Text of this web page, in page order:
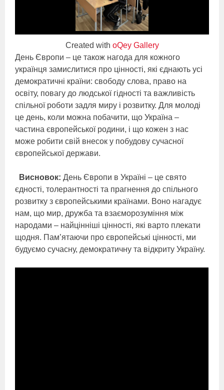
Created with oQey Gallery
День Європи – це також нагода для кожного
українця замислитися про цінності, які єднають усі
демократичні країни: свободу слова, право на
освіту, повагу до людської гідності та важливість
спільної роботи задля миру і розвитку. Для молоді
це день, коли можна побачити, що Україна –
частина європейської родини, і що кожен з нас
може робити свій внесок у побудову сучасної
європейської держави.
Висновок: День Європи в Україні – це свято
єдності, толерантності та прагнення до спільного
розвитку з європейськими країнами. Воно нагадує
нам, що мир, дружба та взаєморозуміння між
народами – найцінніші цінності, які варто плекати
щодня. Пам’ятаючи про європейські цінності, ми
будуємо сучасну, демократичну та відкриту Україну.